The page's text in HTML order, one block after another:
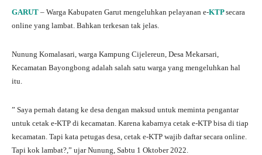
GARUT – Warga Kabupaten Garut mengeluhkan pelayanan e-KTPsecara
online yang lambat. Bahkan terkesan tak jelas.
Nunung Komalasari, warga Kampung Cijelereun, Desa Mekarsari,
Kecamatan Bayongbong adalah salah satu warga yang mengeluhkan hal
itu.
” Saya pernah datang ke desa dengan maksud untuk meminta pengantar
untuk cetak e-KTP di kecamatan. Karena kabarnya cetak e-KTP bisa di tiap
kecamatan. Tapi kata petugas desa, cetak e-KTP wajib daftar secara online.
Tapi kok lambat?,” ujar Nunung, Sabtu 1 Oktober 2022.